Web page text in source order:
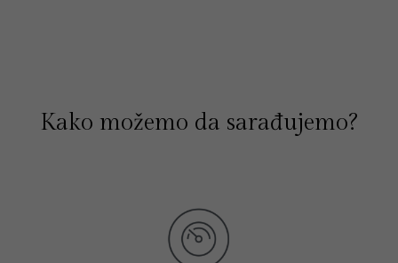
Kako možemo da sarađujemo?